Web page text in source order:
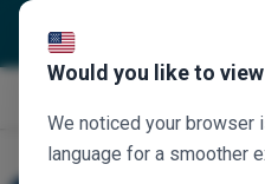
Would you like to
We noticed your browser
language for a smoother